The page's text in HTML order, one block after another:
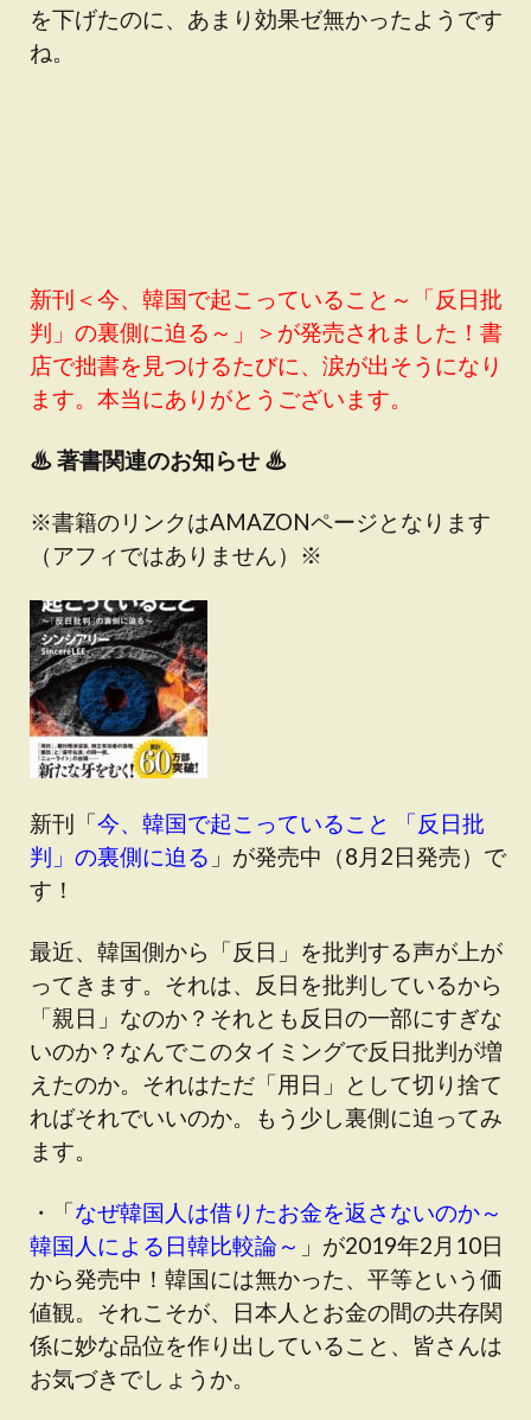
を下げたのに、あまり効果ゼ無かったようです
ね。
新刊＜今、韓国で起こっていること～「反日批
判」の裏側に迫る～」＞が発売されました！書
店で拙書を見つけるたびに、涙が出そうになり
ます。本当にありがとうございます。
♨著書関連のお知らせ ♨
※書籍のリンクはAMAZONページとなります
（アフィではありません）※
新刊「今、韓国で起こっていること 「反日批
判」の裏側に迫る 」が発売中（8月2日発売）で
す！
最近、韓国側から「反日」を批判する声が上が
ってきます。それは、反日を批判しているから
「親日」なのか？それとも反日の一部にすぎな
いのか？なんでこのタイミングで反日批判が増
えたのか。それはただ「用日」として切り捨て
ればそれでいいのか。もう少し裏側に迫ってみ
ます。
・「なぜ韓国人は借りたお金を返さないのか～
韓国人による日韓比較論～ 」が2019年2月10日
から発売中！韓国には無かった、平等という価
値観。それこそが、日本人とお金の間の共存関
係に妙な品位を作り出していること、皆さんは
お気づきでしょうか。